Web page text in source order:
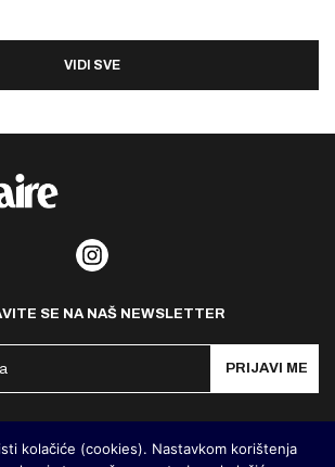
VIDI SVE
SE NA NAŠ NEWSLETTER
PRIJAVI ME
kolačiće (cookies). Nastavkom korištenja